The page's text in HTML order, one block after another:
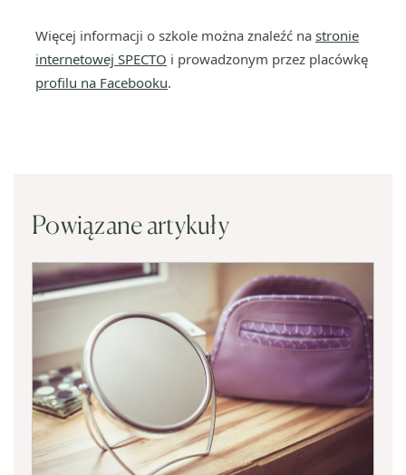
Więcej informacji o szkole można znaleźć na stronie
internetowej SPECTO i prowadzonym przez placówkę
profilu na Facebooku.
Powiązane artykuły